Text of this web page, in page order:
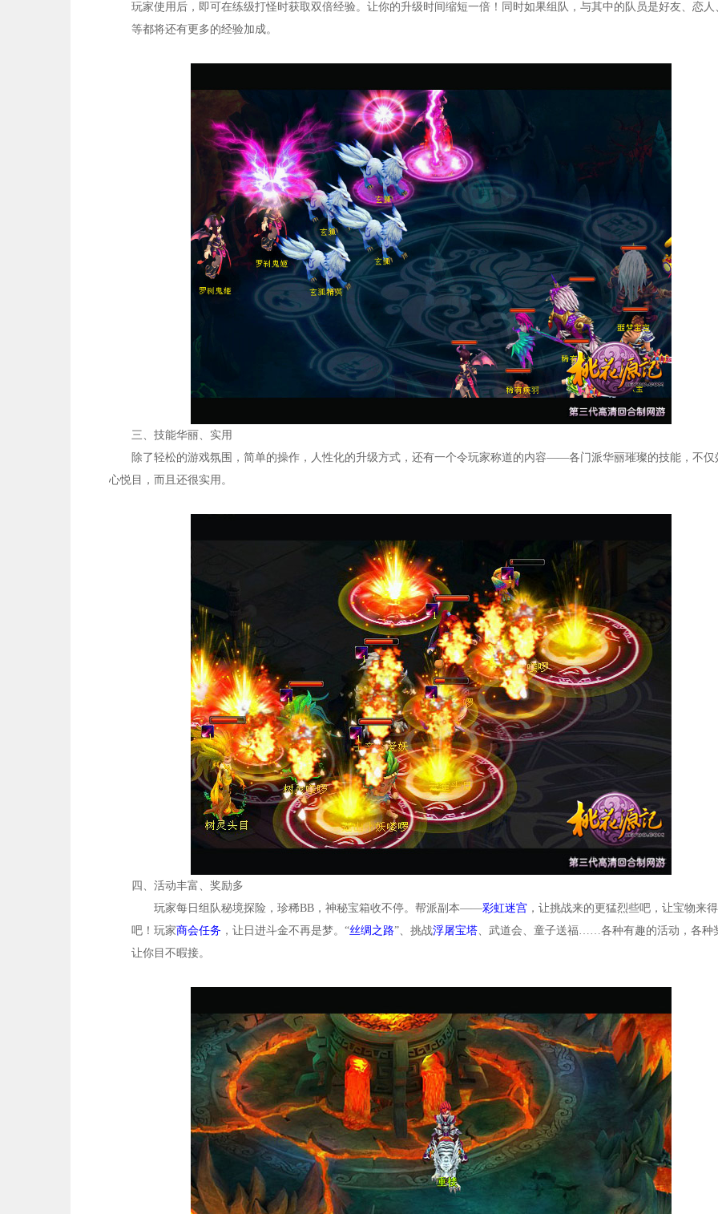
玩家使用后，即可在练级打怪时获取双倍经验。让你的升级时间缩短一倍！同时如果组队，与其中的队员是好友、恋人
等都将还有更多的经验加成。
三、 技能华丽、实用
除了轻松的游戏氛围，简单的操作，人性化的升级方式，还有一个令玩家称道的内容——各门派华丽璀璨的技能，不仅
心悦目，而且还很实用。
四、 活动丰富、奖励多
玩家每日组队秘境探险，珍稀BB，神秘宝箱收不停。帮派副本——彩虹迷宫 ，让挑战来的更猛烈些吧，让宝物来
吧！玩家商会任务 ，让日进斗金不再是梦。“丝绸之路”、挑战浮屠宝塔、武道会、童子送福……各种有趣的活动，各种
让你目不暇接。